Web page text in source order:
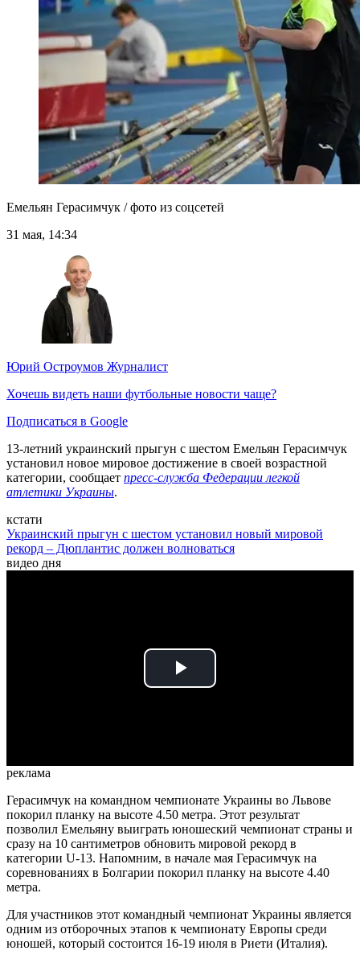
Емельян Герасимчук / фото из соцсетей
31 мая, 14:34
Юрий Остроумов Журналист
Хочешь видеть наши футбольные новости чаще?
Подписаться в Google
13-летний украинский прыгун с шестом Емельян Герасимчук
установил новое мировое достижение в своей возрастной
категории, сообщает пресс-служба Федерации легкой
атлетики Украины.
кстати
Украинский прыгун с шестом установил новый мировой
рекорд – Дюплантис должен волноваться
видео дня
Play
реклама
Герасимчук на командном чемпионате Украины во Львове
покорил планку на высоте 4.50 метра. Этот результат
позволил Емельяну выиграть юношеский чемпионат страны и
сразу на 10 сантиметров обновить мировой рекорд в
категории U-13. Напомним, в начале мая Герасимчук на
соревнованиях в Болгарии покорил планку на высоте 4.40
метра.
Для участников этот командный чемпионат Украины является
одним из отборочных этапов к чемпионату Европы среди
юношей, который состоится 16-19 июля в Риети (Италия).